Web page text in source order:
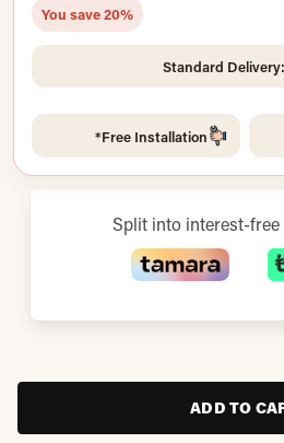
You save 20%
Standard
Free Installation*
Split into interest-
ADD TO